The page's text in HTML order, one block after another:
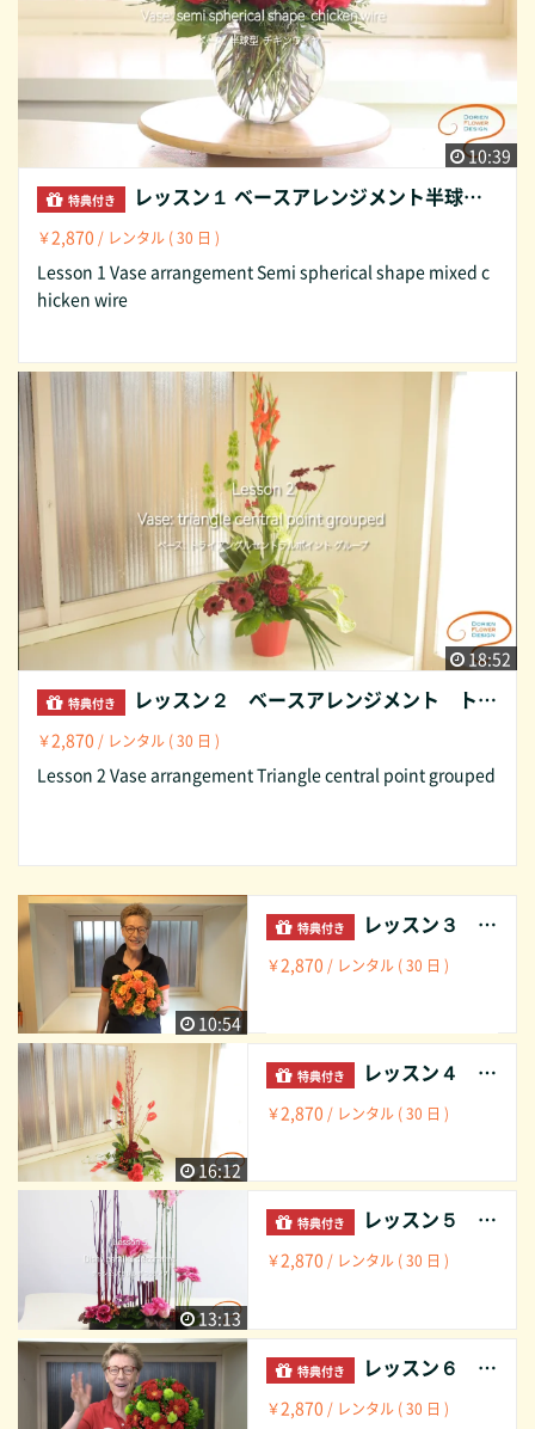
10:39
特典付き レッスン１ ベースアレンジメント半球型 ミックス チキンワイヤー Lesson 1 Vase arrangement Semi spherical shape mixed chicken wire
￥2,870 / レンタル ( 30 日 )
Lesson 1 Vase arrangement Semi spherical shape mixed c
hicken wire
18:52
特典付き レッスン２ ベースアレンジメント トライアングル セントラルポイント グループ Lesson2 Vase arrangement Triangle central point grouped
￥2,870 / レンタル ( 30 日 )
Lesson 2 Vase arrangement Triangle central point grouped
10:54
特典付き レッスン３ ディッシュアレンジメント半球型 ミックス Lesson 3 Dish arrangement Semi spherical shape mixed
￥2,870 / レンタル ( 30 日 )
16:12
特典付き レッスン４ ディッシュアレンジメント トライアングル セントラルポイント グループ Lesson 4 Dish arrangement Triangle central point grouped
￥2,870 / レンタル ( 30 日 )
13:13
特典付き レッスン５ ディッシュアレンジメント パラレル デコラティブ Lesson 5 Dish arrangement Parallel decorative
￥2,870 / レンタル ( 30 日 )
特典付き レッスン６ ハンドタイドブーケ： 半球型 ミックス Lesson 6 Hand tied bouquet: semi spherical shape mixed
￥2,870 / レンタル ( 30 日 )